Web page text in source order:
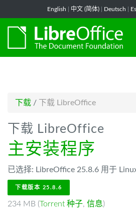
English 中文 (简体) Deutsch
下载 / 下载 LibreOffice
下载 LibreOffice
主安装程序
已选择: LibreOffice 25.8.6 用于
下载版本 25.8.6
234 MB (Torrent 种子, 信息)